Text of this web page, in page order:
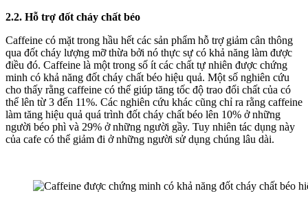
2.2. Hỗ trợ đốt cháy chất béo
Caffeine có mặt trong hầu hết các sản phẩm hỗ trợ giảm cân thông
qua đốt cháy lượng mỡ thừa bởi nó thực sự có khả năng làm được
điều đó. Caffeine là một trong số ít các chất tự nhiên được chứng
minh có khả năng đốt cháy chất béo hiệu quả. Một số nghiên cứu
cho thấy rằng caffeine có thể giúp tăng tốc độ trao đổi chất của có
thể lên từ 3 đến 11%. Các nghiên cứu khác cũng chỉ ra rằng caffeine
làm tăng hiệu quả quá trình đốt cháy chất béo lên 10% ở những
người béo phì và 29% ở những người gầy. Tuy nhiên tác dụng này
của cafe có thể giảm đi ở những người sử dụng chúng lâu dài.